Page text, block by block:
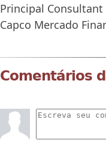
Principal
Capco Mercado
Comentários